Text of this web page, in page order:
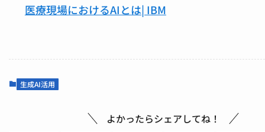
医療現場におけるAIとは| IBM
生成AI活用
よかったらシェアしてね！